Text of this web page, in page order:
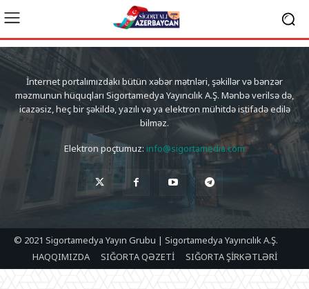
İnternet portalımızdakı bütün xəbər mətnləri, şəkillər və bənzər
məzmunun hüquqları Sigortamedya Yayıncılık A.Ş. Mənbə verilsə də,
icazəsiz, heç bir şəkildə, yazılı və ya elektron mühitdə istifadə edilə
bilməz.
Elektron poçtumuz: info@sigortamedia.com
© 2021 Sigortamedya Yayın Grubu | Sigortamedya Yayıncılık A.Ş.
HAQQIMIZDA
SIĞORTA QƏZETİ SIĞORTA ŞİRKƏTLƏRİ